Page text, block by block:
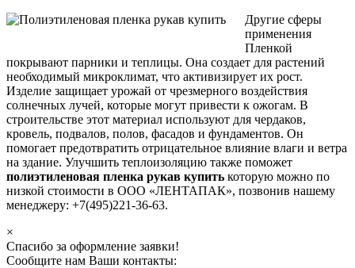
Другие сферы
применения
Пленкой
покрывают парники и теплицы. Она создает для растений
необходимый микроклимат, что активизирует их рост.
Изделие защищает урожай от чрезмерного воздействия
солнечных лучей, которые могут привести к ожогам. В
строительстве этот материал используют для чердаков,
кровель, подвалов, полов, фасадов и фундаментов. Он
помогает предотвратить отрицательное влияние влаги и ветра
на здание. Улучшить теплоизоляцию также поможет
полиэтиленовая пленка рукав купить которую можно по
низкой стоимости в ООО «ЛЕНТАПАК», позвонив нашему
менеджеру: +7(495)221-36-63.
×
Спасибо за оформление заявки!
Сообщите нам Ваши контакты: